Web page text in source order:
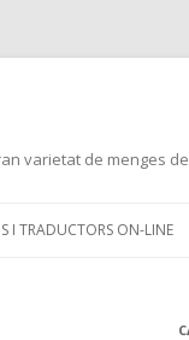
varietat de menges
I TRADUCTORS ON-LINE